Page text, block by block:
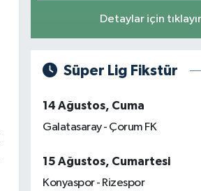
Detaylar için
Süper Lig Fikstür
14 Ağustos, Cuma
Galatasaray - Çorum FK
15 Ağustos, Cumartesi
Konyaspor - Rizespor